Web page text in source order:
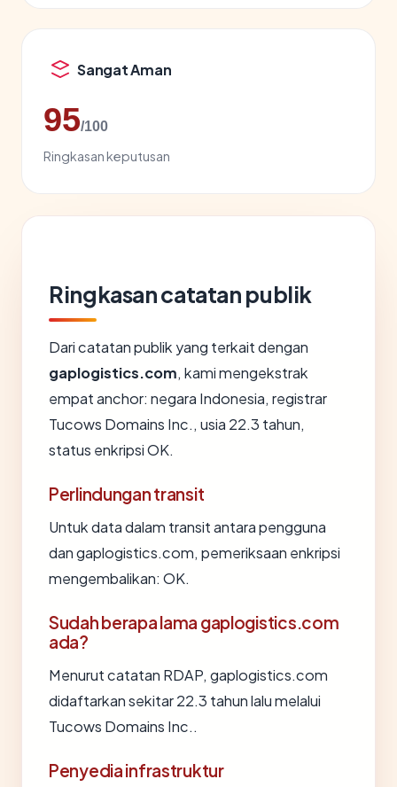
Sangat Aman
95/100
Ringkasan keputusan
Ringkasan catatan publik
Dari catatan publik yang terkait dengan
gaplogistics.com, kami mengekstrak
empat anchor: negara Indonesia, registrar
Tucows Domains Inc., usia 22.3 tahun,
status enkripsi OK.
Perlindungan transit
Untuk data dalam transit antara pengguna
dan gaplogistics.com, pemeriksaan enkripsi
mengembalikan: OK.
Sudah berapa lama gaplogistics.com
ada?
Menurut catatan RDAP, gaplogistics.com
didaftarkan sekitar 22.3 tahun lalu melalui
Tucows Domains Inc..
Penyedia infrastruktur